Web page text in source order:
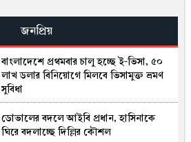
বেশি ফেল, আইসিটিতে সর্বোচ্চ পাস
রাষ্ট্রপতি পদে মির্জা ফখরুলের নাম প্রায়
চূড়ান্ত, বিএনপির নতুন মহাসচিব কে?
সে‌প্টেম্ব‌রে ভারতীয় দল বাংলা‌দে‌শ সফর করতে
মো‌দির কা‌ছে অনু‌মো‌তি চাইবে বি‌সি‌সিআই
জনপ্রিয়
বাংলাদেশে প্রথমবার চালু হচ্ছে ই-ভিসা, ৫০
লাখ ডলার বিনিয়োগে মিলবে ভিসামুক্ত ভ্রমণ
সুবিধা
ডোভালের বদলে আইবি প্রধান, হাসিনাকে
ঘিরে বদলাচ্ছে দিল্লির কৌশল